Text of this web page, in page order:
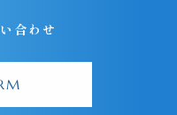
合わせ